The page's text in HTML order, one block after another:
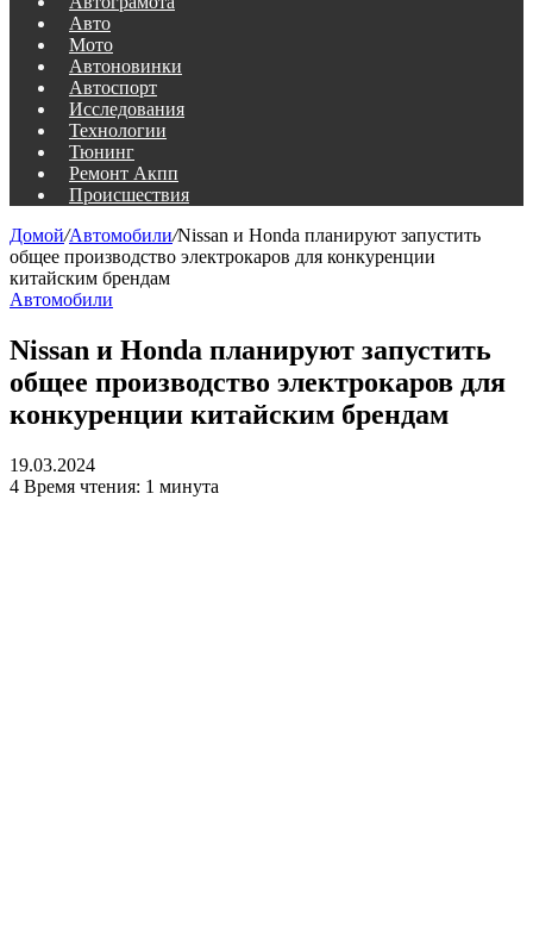
Авто
Мото
Автоновинки
Автоспорт
Исследования
Технологии
Тюнинг
Ремонт Акпп
Происшествия
Домой/Автомобили/Nissan и Honda планируют запустить
общее производство электрокаров для конкуренции
китайским брендам
Автомобили
Nissan и Honda планируют запустить
общее производство электрокаров для
конкуренции китайским брендам
19.03.2024
4 Время чтения: 1 минута